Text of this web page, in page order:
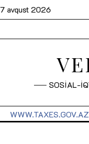
7 avqust 2026
SOSİAL-
WWW.TAXES.GOV.AZ